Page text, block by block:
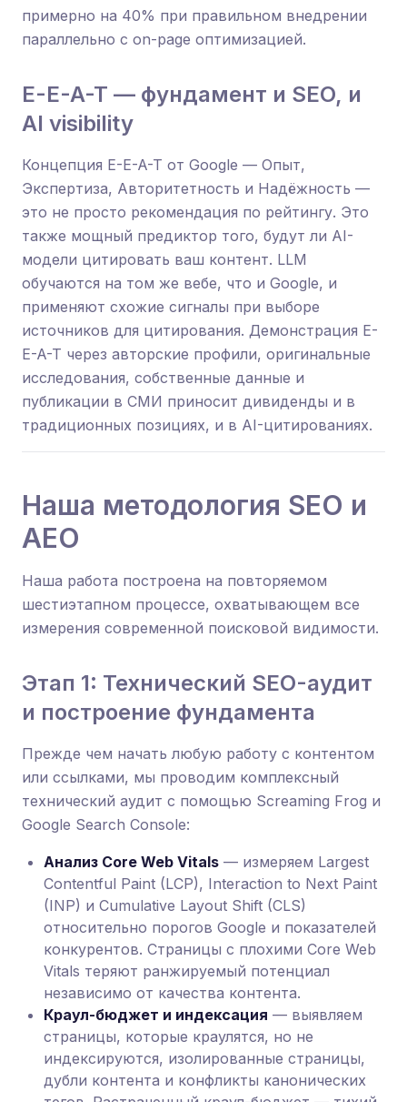
примерно на 40% при правильном внедрении
параллельно с on-page оптимизацией.
E-E-A-T — фундамент и SEO, и
AI visibility
Концепция E-E-A-T от Google — Опыт,
Экспертиза, Авторитетность и Надёжность —
это не просто рекомендация по рейтингу. Это
также мощный предиктор того, будут ли AI-
модели цитировать ваш контент. LLM
обучаются на том же вебе, что и Google, и
применяют схожие сигналы при выборе
источников для цитирования. Демонстрация E-
E-A-T через авторские профили, оригинальные
исследования, собственные данные и
публикации в СМИ приносит дивиденды и в
традиционных позициях, и в AI-цитированиях.
Наша методология SEO и
AEO
Наша работа построена на повторяемом
шестиэтапном процессе, охватывающем все
измерения современной поисковой видимости.
Этап 1: Технический SEO-аудит
и построение фундамента
Прежде чем начать любую работу с контентом
или ссылками, мы проводим комплексный
технический аудит с помощью Screaming Frog и
Google Search Console:
Анализ Core Web Vitals — измеряем Largest
Contentful Paint (LCP), Interaction to Next Paint
(INP) и Cumulative Layout Shift (CLS)
относительно порогов Google и показателей
конкурентов. Страницы с плохими Core Web
Vitals теряют ранжируемый потенциал
независимо от качества контента.
Краул-бюджет и индексация — выявляем
страницы, которые краулятся, но не
индексируются, изолированные страницы,
дубли контента и конфликты канонических